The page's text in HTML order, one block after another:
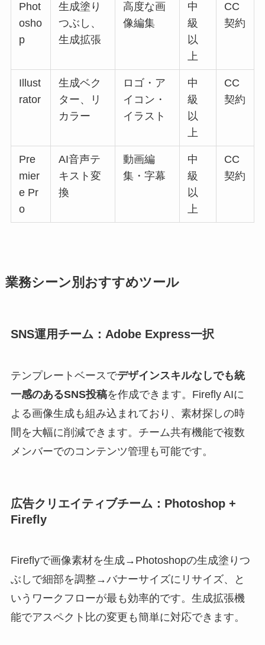
Phot
osho
p
生成塗り
つぶし、
生成拡張
高度な画
像編集
中
級
以
上
CC
契約
Illust
rator
生成ベク
ター、リ
カラー
ロゴ・ア
イコン・
イラスト
中
級
以
上
CC
契約
Pre
mier
e Pr
o
AI音声テ
キスト変
換
動画編
集・字幕
中
級
以
上
CC
契約
業務シーン別おすすめツール
SNS運用チーム：Adobe Express一択
テンプレートベースでデザインスキルなしでも統
一感のあるSNS投稿を作成できます。Firefly AIに
よる画像生成も組み込まれており、素材探しの時
間を大幅に削減できます。チーム共有機能で複数
メンバーでのコンテンツ管理も可能です。
広告クリエイティブチーム：Photoshop +
Firefly
Fireflyで画像素材を生成→Photoshopの生成塗りつ
ぶしで細部を調整→バナーサイズにリサイズ、と
いうワークフローが最も効率的です。生成拡張機
能でアスペクト比の変更も簡単に対応できます。